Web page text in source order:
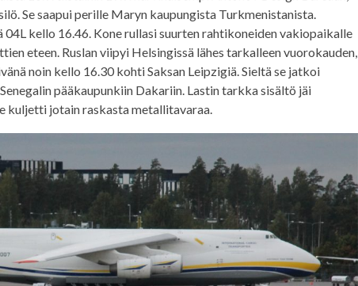
Se saapui perille Maryn kaupungista Turkmenistanista.
kello 16.46. Kone rullasi suurten rahtikoneiden vakiopaikalle
eteen. Ruslan viipyi Helsingissä lähes tarkalleen vuorokauden,
noin kello 16.30 kohti Saksan Leipzigiä. Sieltä se jatkoi
pääkaupunkiin Dakariin. Lastin tarkka sisältö jäi
kuljetti jotain raskasta metallitavaraa.